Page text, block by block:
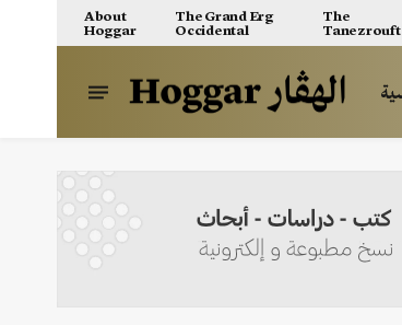
About
Hoggar
The Grand Erg
Occidental
The
Tanezrouft